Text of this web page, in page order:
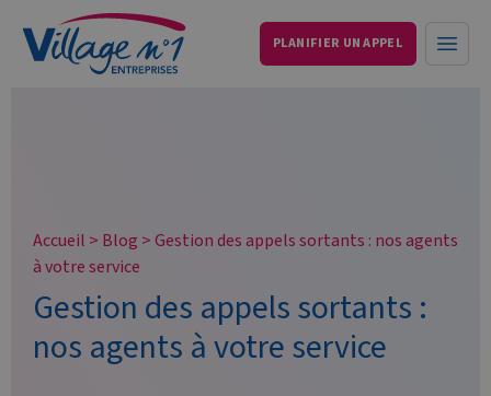
Services aux entreprises et particuliersPLANIFIER UN APPEL
Accueil > Blog >Gestion des appels sortants : nos agents
à votre service
Gestion des appels sortants :
nos agents à votre service